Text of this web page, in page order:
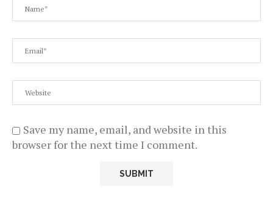
Save my name, email, and website in this
browser for the next time I comment.